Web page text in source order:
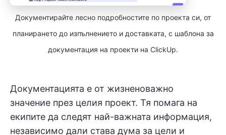
Документирайте лесно подробностите по проекта си, от
планирането до изпълнението и доставката, с шаблона за
документация на проекти на ClickUp.
Документацията е от жизненоважно
значение през целия проект. Тя помага на
екипите да следят най-важната информация,
независимо дали става дума за цели и